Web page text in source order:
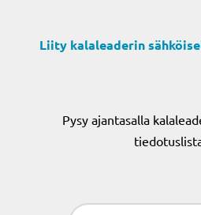
Liity kalaleaderin
Pysy ajantasalla